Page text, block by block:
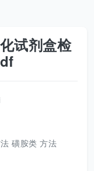
试剂盒检
磺胺类 方法